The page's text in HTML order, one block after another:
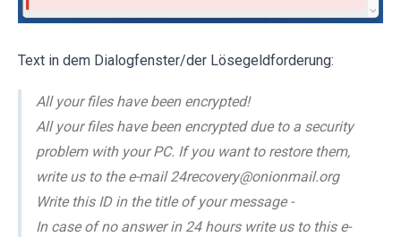
Text in dem Dialogfenster/der Lösegeldforderung:
All your files have been encrypted!
All your files have been encrypted due to a security
problem with your PC. If you want to restore them,
write us to the e-mail 24recovery@onionmail.org
Write this ID in the title of your message -
In case of no answer in 24 hours write us to this e-